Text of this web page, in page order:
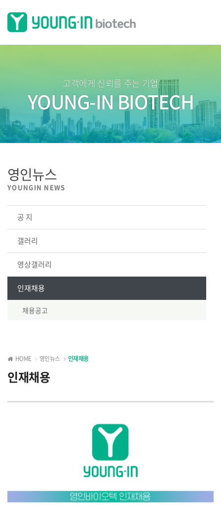
고객에게 신뢰를 주는 기업
YOUNG-IN BIOTECH
영인뉴스
YOUNGIN NEWS
공 지
갤러리
영상갤러리
인재채용
채용공고
HOME 영인뉴스 인재채용
인재채용